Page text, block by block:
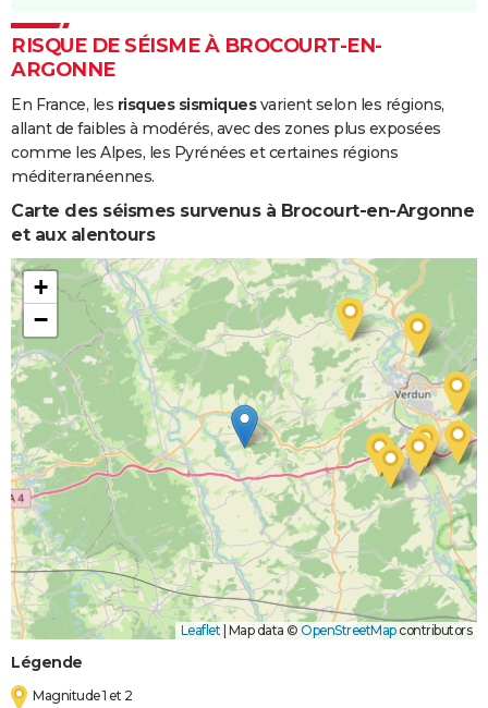
RISQUE DE SÉISME À BROCOURT-EN-
ARGONNE
En France, les risques sismiquesvarient selon les régions,
allant de faibles à modérés, avec des zones plus exposées
comme les Alpes, les Pyrénées et certaines régions
méditerranéennes.
Carte des séismes survenus à Brocourt-en-Argonne
et aux alentours
+
−
Leaflet | Map data © OpenStreetMapcontributors
Légende
Magnitude 1 et 2